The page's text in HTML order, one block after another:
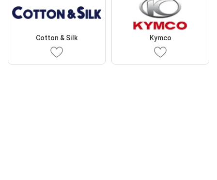
Cotton & Silk Kymco